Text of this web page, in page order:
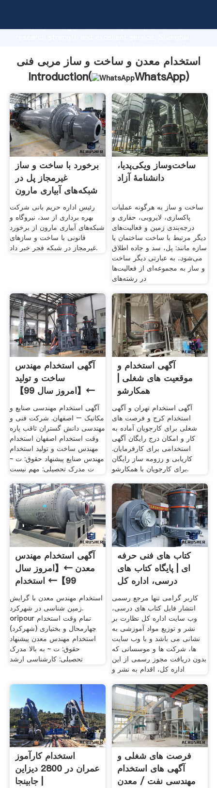
Grasping strong production capability, advanced
the value and bring values to all of customers.
استخدام معدن و ساخت و ساز مربی فنی
Introduction(
WhatsApp)
برخورد با ساخت و ساز
غیرمجاز پل در
شبکه‌های آبیاری مارون
رئیس اداره حریم بانی شرکت
بهره برداری از سد، نیروگاه و
شبکه‌های آبیاری مارون از برخورد
قانونی با ساخت و ساز‌های
غیرمجاز در شبکه فجر خبر داد.
ساخت‌وساز ویکی‌پدیا،
دانشنامهٔ آزاد
ساخت و ساز به هرگونه عملیات
پاکسازی، لایروبی، حفاری و
درجه‌بندی زمین و فعالیت‌های
دیگر مرتبط با ساخت ساختمان یا
سازه مانند: پل، سد و جاده اطلاق
می‌شود.. به عبارتی دیگر ساخت
و ساز به مجموعه‌ای از فعالیت‌ها
در رشته‌های
آگهی استخدام مهندس
ساخت و تولید
←【امروز سال 99】
← استخدام
آگهی استخدام مهندسی صنایع و
مکانیک – اصفهان. شرکت فنی و
مهندسی دانش گستران ثاقب پاره
وقت استخدام اصفهان استخدام
مهندس ساخت و تولید استخدام
مهندس صنایع پیشنهاد حقوق: ت ~
ت مدرک تحصیلی: مهم نیست
آگهی استخدام و
موقعیت های شغلی |
همکارشو
آگهی استخدام تهران و آگهی
استخدام کرج و فرصت های
شغلی برای کارجویان آماده به
کار و امکان درج رایگان آگهی
استخدامی برای کارفرمایان.
کاریابی و رزومه ساز رایگان
برای کارجویان با همکارشو.
آگهی استخدام مهندس
معدن ←【امروز سال
99】← استخدام
استخدام مهندس معدن با گرایش
زمین شناسی در شهرکرد.
oripour تمام وقت استخدام
چهارمحال و بختیاری (شهرکرد)
استخدام مهندس معدن پیشنهاد
حقوق: ت ~ به بالا مدرک
تحصیلی: کارشناسی ارشد
کتاب های فنی حرفه
ای | پایگاه کتاب های
درسی، اداره کل
کاربر گرامی تنها مرجع رسمی
انتشار فایل کتاب های درسی،
وب سایت اداره کل نظارت بر
نشر و توزیع مواد آموزشی به
نشانی می باشد و با وب سایت
ها، شرکت ها و موسساتی که
بدون دریافت مجوز رسمی از این
اداره کل، اقدام به نشر و
استخدام کارآموز
عمران در 2800 دیزاین
| جابینجا
فرصت های شغلی و
آگهی های استخدام
مهندسی نفت / معدن